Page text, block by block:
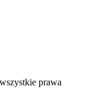
prawa